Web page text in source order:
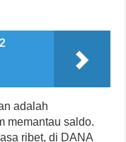
adalah
memantau saldo.
ribet, di DANA